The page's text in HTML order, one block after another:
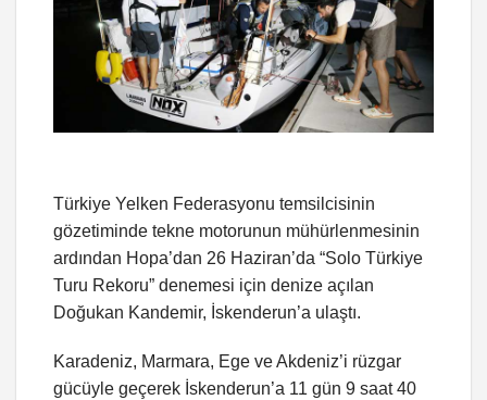
Türkiye Yelken Federasyonu temsilcisinin
gözetiminde tekne motorunun mühürlenmesinin
ardından Hopa’dan 26 Haziran’da “Solo Türkiye
Turu Rekoru” denemesi için denize açılan
Doğukan Kandemir, İskenderun’a ulaştı.
Karadeniz, Marmara, Ege ve Akdeniz’i rüzgar
gücüyle geçerek İskenderun’a 11 gün 9 saat 40